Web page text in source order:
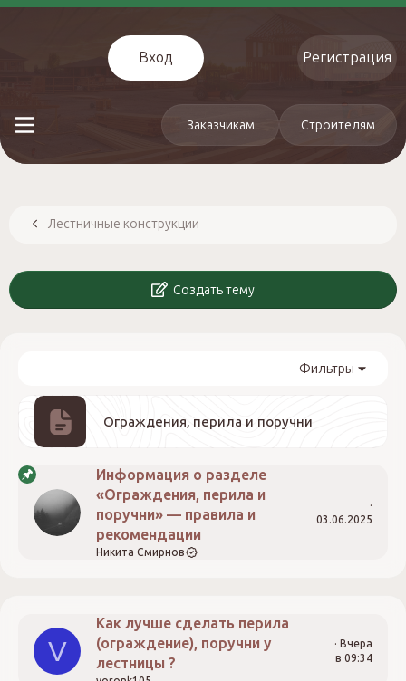
Вход Регистрация
Заказчикам Строителям
Лестничные конструкции
Создать тему
Фильтры
Ограждения, перила и поручни
Информация о разделе
«Ограждения, перила и
поручни» — правила и
рекомендации
Никита Смирнов
03.06.2025
V
Как лучше сделать перила
(ограждение), поручни у
лестницы ?
Вчера
в 09:34